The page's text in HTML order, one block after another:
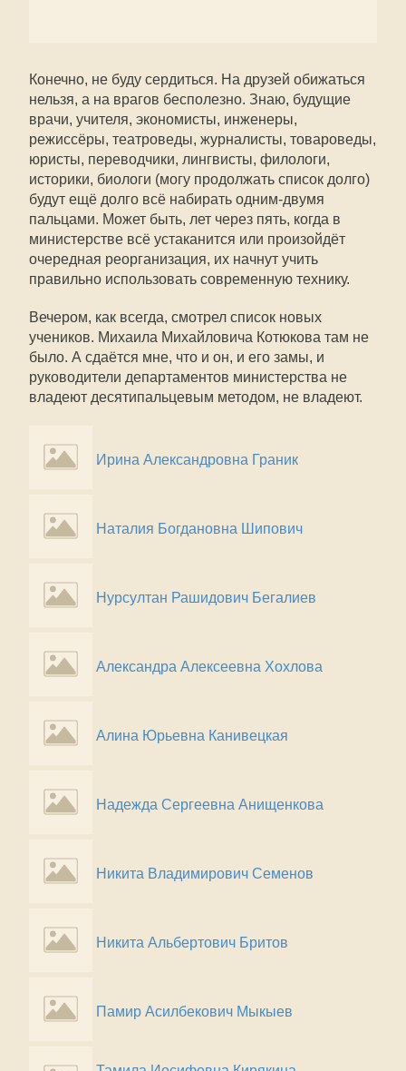
Конечно, не буду сердиться. На друзей обижаться
нельзя, а на врагов бесполезно. Знаю, будущие
врачи, учителя, экономисты, инженеры,
режиссёры, театроведы, журналисты, товароведы,
юристы, переводчики, лингвисты, филологи,
историки, биологи (могу продолжать список долго)
будут ещё долго всё набирать одним-двумя
пальцами. Может быть, лет через пять, когда в
министерстве всё устаканится или произойдёт
очередная реорганизация, их начнут учить
правильно использовать современную технику.
Вечером, как всегда, смотрел список новых
учеников. Михаила Михайловича Котюкова там не
было. А сдаётся мне, что и он, и его замы, и
руководители департаментов министерства не
владеют десятипальцевым методом, не владеют.
Ирина Александровна Граник
Наталия Богдановна Шипович
Нурсултан Рашидович Бегалиев
Александра Алексеевна Хохлова
Алина Юрьевна Канивецкая
Надежда Сергеевна Анищенкова
Никита Владимирович Семенов
Никита Альбертович Бритов
Памир Асилбекович Мыкыев